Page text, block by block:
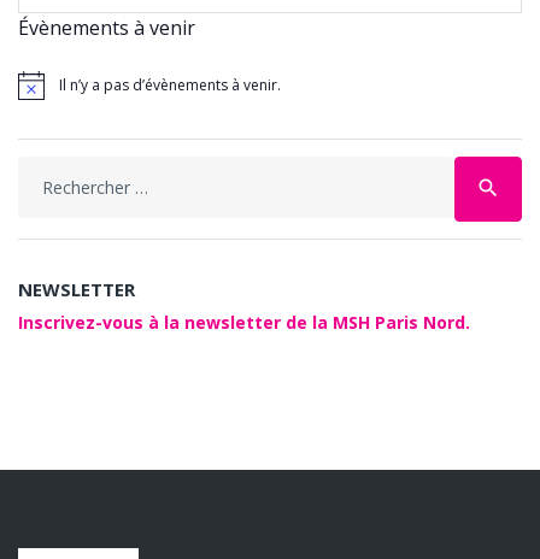
Évènements à venir
Il n’y a pas d’évènements à venir.
search
NEWSLETTER
Inscrivez-vous à la newsletter de la MSH Paris Nord.